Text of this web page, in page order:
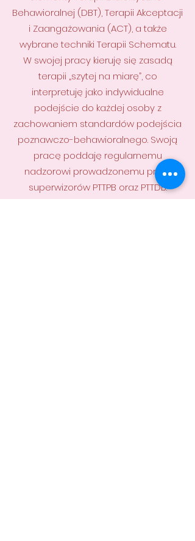
Behawioralnej (DBT), Terapii Akceptacji
i Zaangażowania (ACT), a także
wybrane techniki Terapii Schematu.
W swojej pracy kieruję się zasadą
terapii „szytej na miarę”, co
interpretuję jako indywidualne
podejście do każdej osoby z
zachowaniem standardów podejścia
poznawczo-behawioralnego. Swoją
pracę poddaję regularnemu
nadzorowi prowadzonemu przez
superwizorów PTTPB oraz PTTDB.
Prowadzi psychoterapię indywidualną